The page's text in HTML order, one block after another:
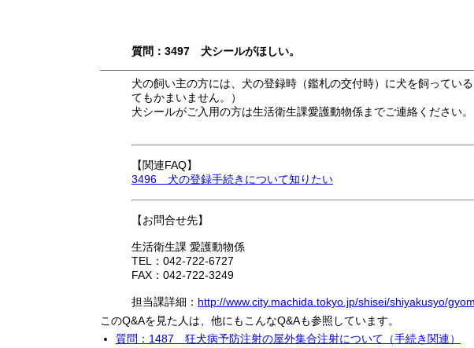
質問：3497 犬シールがほしい。
犬の飼い主の方には、犬の登録時（鑑札の交付時）に犬を飼ってい
てもかまいません。）
犬シールがご入用の方は生活衛生課愛護動物係までご連絡ください。
【関連FAQ】
3496 犬の登録手続きについて知りたい
【お問合せ先】
生活衛生課 愛護動物係
TEL：042-722-6727
FAX：042-722-3249
担当課詳細： http://www.city.machida.tokyo.jp/shisei/shiyakusyo/
このQ&Aを見た人は、他にもこんなQ&Aも参照しています。
質問：1487 狂犬病予防注射の屋外集合注射について（手続き関連）